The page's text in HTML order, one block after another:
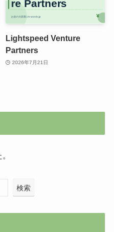
Lightspeed Venture
Partners
2026年7月21日
検索